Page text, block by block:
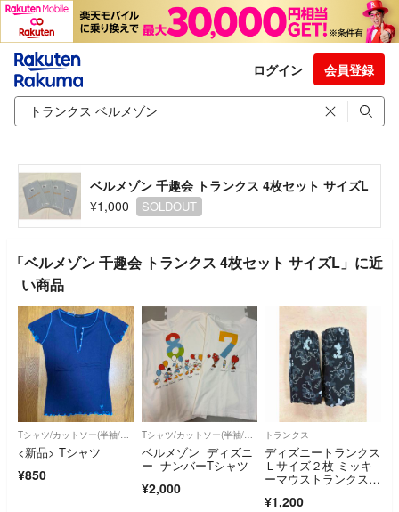
ログイン 会員登録
ベルメゾン 千趣会 トランクス 4枚セット サイズL
¥1,000
SOLDOUT
「ベルメゾン 千趣会 トランクス 4枚セット サイズL」に近
い商品
Tシャツ/カットソー(半袖/袖なし)
<新品> Tシャツ
¥850
Tシャツ/カットソー(半袖/袖なし)
ベルメゾン ディズニ
ー ナンバーTシャツ
¥2,000
トランクス
ディズニートランクス
Ｌサイズ２枚 ミッキ
ーマウストランクス前
¥1,200